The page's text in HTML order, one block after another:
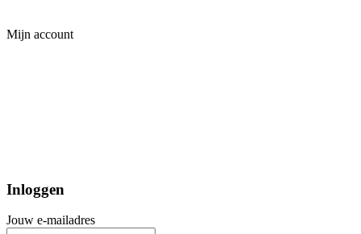
Mijn account
Inloggen
Jouw e-mailadres